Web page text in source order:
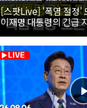
[스팟Live] '폭염 절정'
이재명 대통령의 긴급
가뭄 대처상황 점검회의